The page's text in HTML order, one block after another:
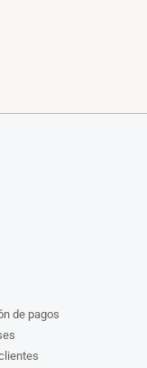
de pagos